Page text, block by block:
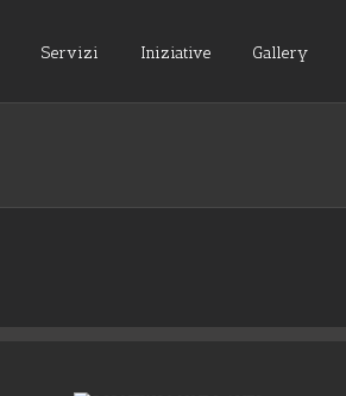
Servizi Iniziative Gallery